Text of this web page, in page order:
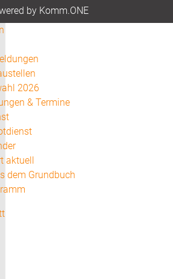
by Komm.ONE
2026
& Termine
aktuell
dem Grundbuch